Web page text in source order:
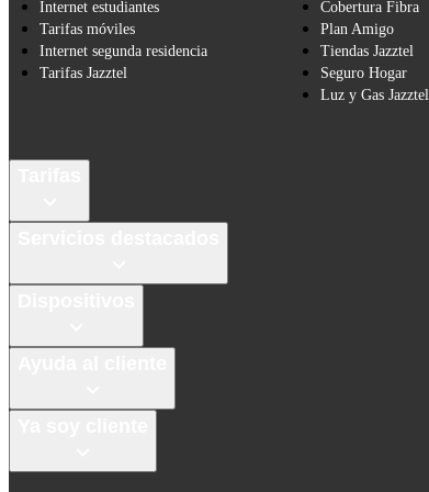
Internet estudiantes
Tarifas móviles
Internet segunda residencia
Tarifas Jazztel
Cobertura Fibra
Plan Amigo
Tiendas Jazztel
Seguro Hogar
Luz y Gas Jazztel